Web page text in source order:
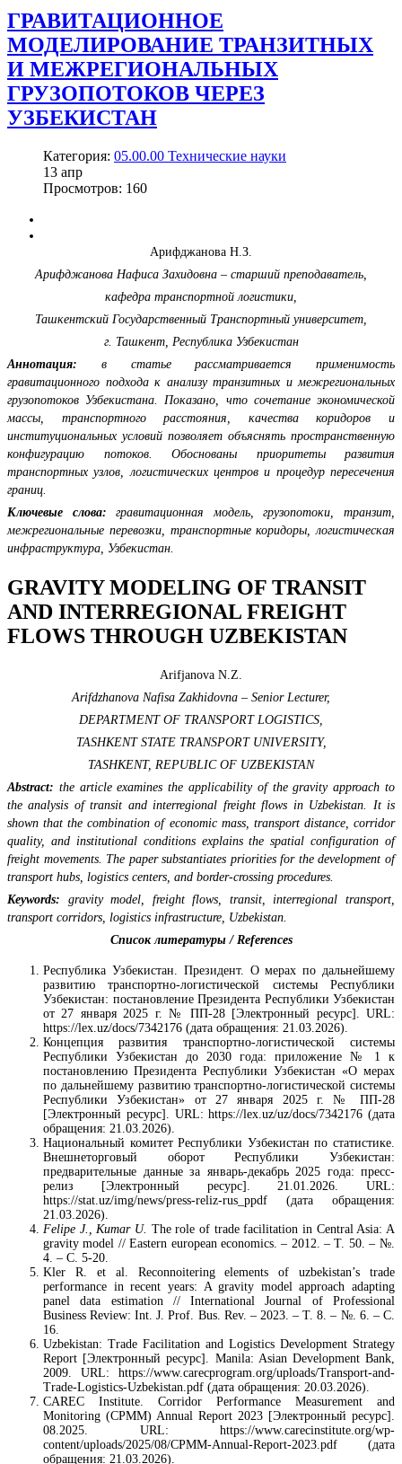
ГРАВИТАЦИОННОЕ
МОДЕЛИРОВАНИЕ ТРАНЗИТНЫХ
И МЕЖРЕГИОНАЛЬНЫХ
ГРУЗОПОТОКОВ ЧЕРЕЗ
УЗБЕКИСТАН
Категория: 05.00.00 Технические науки
13 апр
Просмотров: 160
Арифджанова Н.З.
Арифджанова Нафиса Захидовна – старший преподаватель,
кафедра транспортной логистики,
Ташкентский Государственный Транспортный университет,
г. Ташкент, Республика Узбекистан
Аннотация: в статье рассматривается применимость
гравитационного подхода к анализу транзитных и межрегиональных
грузопотоков Узбекистана. Показано, что сочетание экономической
массы, транспортного расстояния, качества коридоров и
институциональных условий позволяет объяснять пространственную
конфигурацию потоков. Обоснованы приоритеты развития
транспортных узлов, логистических центров и процедур пересечения
границ.
Ключевые слова:гравитационная модель, грузопотоки, транзит,
межрегиональные перевозки, транспортные коридоры, логистическая
инфраструктура, Узбекистан.
GRAVITY MODELING OF TRANSIT
AND INTERREGIONAL FREIGHT
FLOWS THROUGH UZBEKISTAN
Arifjanova N.Z.
Arifdzhanova Nafisa Zakhidovna – Senior Lecturer,
DEPARTMENT OF TRANSPORT LOGISTICS,
TASHKENT STATE TRANSPORT UNIVERSITY,
TASHKENT, REPUBLIC OF UZBEKISTAN
Abstract: the article examines the applicability of the gravity approach to
the analysis of transit and interregional freight flows in Uzbekistan. It is
shown that the combination of economic mass, transport distance, corridor
quality, and institutional conditions explains the spatial configuration of
freight movements. The paper substantiates priorities for the development of
transport hubs, logistics centers, and border-crossing procedures.
Keywords: gravity model, freight flows, transit, interregional transport,
transport corridors, logistics infrastructure, Uzbekistan.
Список литературы / References
Республика Узбекистан. Президент. О мерах по дальнейшему
развитию транспортно-логистической системы Республики
Узбекистан: постановление Президента Республики Узбекистан
от 27 января 2025 г. № ПП-28 [Электронный ресурс]. URL:
https://lex.uz/docs/7342176 (дата обращения: 21.03.2026).
Концепция развития транспортно-логистической системы
Республики Узбекистан до 2030 года: приложение № 1 к
постановлению Президента Республики Узбекистан «О мерах
по дальнейшему развитию транспортно-логистической системы
Республики Узбекистан» от 27 января 2025 г. № ПП-28
[Электронный ресурс]. URL: https://lex.uz/uz/docs/7342176 (дата
обращения: 21.03.2026).
Национальный комитет Республики Узбекистан по статистике.
Внешнеторговый оборот Республики Узбекистан:
предварительные данные за январь-декабрь 2025 года: пресс-
релиз [Электронный ресурс]. 21.01.2026. URL:
https://stat.uz/img/news/press-reliz-rus_ppdf (дата обращения:
21.03.2026).
Felipe J., Kumar U. The role of trade facilitation in Central Asia: A
gravity model // Eastern european economics. – 2012. – Т. 50. – №.
4. – С. 5-20.
Kler R. et al. Reconnoitering elements of uzbekistan’s trade
performance in recent years: A gravity model approach adapting
panel data estimation // International Journal of Professional
Business Review: Int. J. Prof. Bus. Rev. – 2023. – Т. 8. – №. 6. – С.
16.
Uzbekistan: Trade Facilitation and Logistics Development Strategy
Report [Электронный ресурс]. Manila: Asian Development Bank,
2009. URL: https://www.carecprogram.org/uploads/Transport-and-
Trade-Logistics-Uzbekistan.pdf (дата обращения: 20.03.2026).
CAREC Institute. Corridor Performance Measurement and
Monitoring (CPMM) Annual Report 2023 [Электронный ресурс].
08.2025. URL: https://www.carecinstitute.org/wp-
content/uploads/2025/08/CPMM-Annual-Report-2023.pdf (дата
обращения: 21.03.2026).